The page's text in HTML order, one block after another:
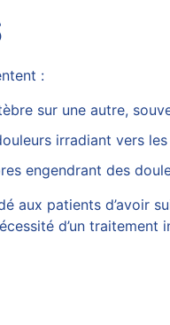
:
sur une autre,
irradiant vers les
engendrant des
aux patients d’avoir
d’un traitement